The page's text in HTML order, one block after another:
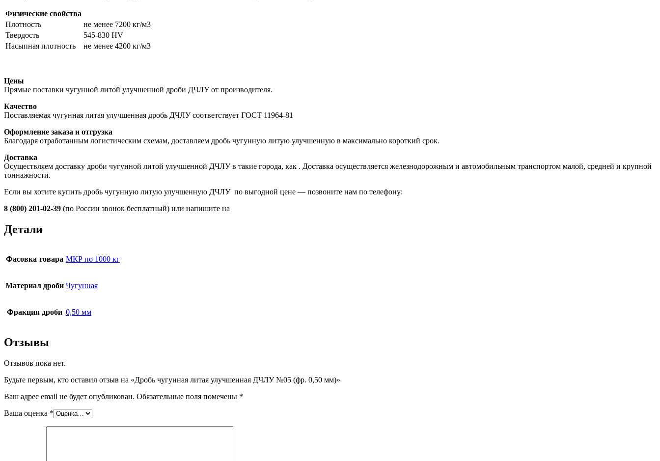
Физические свойства
Плотность
не менее 7200 кг/м3
Твердость
545-830 HV
Насыпная плотность
не менее 4200 кг/м3
Цены
Прямые поставки чугунной литой улучшенной дроби ДЧЛУ от производителя.
Качество
Поставляемая чугунная литая улучшенная дробь ДЧЛУ соответствует ГОСТ 11964-81
Оформление заказа и отгрузка
Благодаря отработанным логистическим схемам, доставляем дробь чугунную литую улучшенную в максимально короткий срок.
Доставка
Осуществляем доставку дроби чугунной литой улучшенной ДЧЛУ в такие города, как . Доставка осуществляется железнодорожным и автомобильным транспортом малой, средней и крупной
тоннажности.
Если вы хотите купить дробь чугунную литую улучшенную ДЧЛУ по выгодной цене — позвоните нам по телефону:
8 (800) 201-02-39 (по России звонок бесплатный) или напишите на
Детали
Фасовка товара МКР по 1000 кг
Материал дроби Чугунная
Фракция дроби 0,50 мм
Отзывы
Отзывов пока нет.
Будьте первым, кто оставил отзыв на «Дробь чугунная литая улучшенная ДЧЛУ №05 (фр. 0,50 мм)»
Ваш адрес email не будет опубликован. Обязательные поля помечены *
Ваша оценка *